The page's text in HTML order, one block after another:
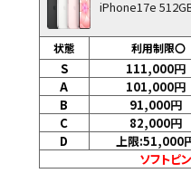
iPhone17e
状態 利用制限〇
S 111,000円
A
101,000円
B
91,000円
C
82,000円
D
上限:51,000
ソフトピ